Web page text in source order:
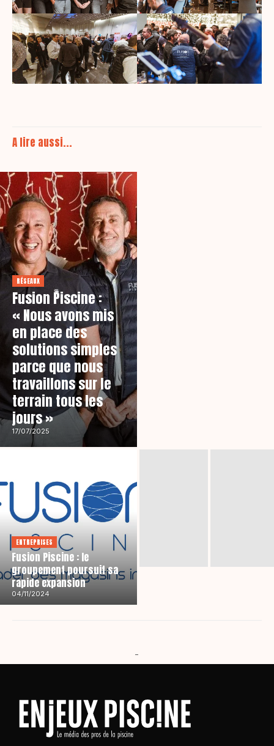
A lire aussi...
RÉSEAUX
Fusion Piscine :
« Nous avons mis
en place des
solutions simples
parce que nous
travaillons sur le
terrain tous les
jours »
17/07/2025
ENTREPRISES
Fusion Piscine : le
groupement poursuit sa
rapide expansion
04/11/2024
-